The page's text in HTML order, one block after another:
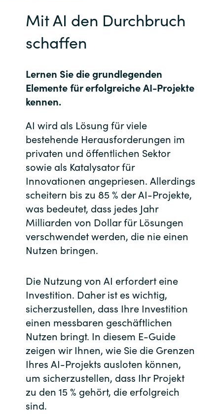
Indonesia
Kingdom of Saudi Arabia
Latvia
Malaysia
Middle East
Netherlands
Norway
Oman
Poland
Portugal
Qatar
Romania
Serbia
Mit AI den Durchbruch
schaffen
Lernen Sie die grundlegenden
Elemente für erfolgreiche AI-Projekte
kennen.
AI wird als Lösung für viele
bestehende Herausforderungen im
privaten und öffentlichen Sektor
sowie als Katalysator für
Innovationen angepriesen. Allerdings
scheitern bis zu 85 % der AI-Projekte,
was bedeutet, dass jedes Jahr
Milliarden von Dollar für Lösungen
verschwendet werden, die nie einen
Nutzen bringen.
Die Nutzung von AI erfordert eine
Investition. Daher ist es wichtig,
sicherzustellen, dass Ihre Investition
einen messbaren geschäftlichen
Nutzen bringt. In diesem E-Guide
zeigen wir Ihnen, wie Sie die Grenzen
Ihres AI-Projekts ausloten können,
um sicherzustellen, dass Ihr Projekt
zu den 15 % gehört, die erfolgreich
sind.